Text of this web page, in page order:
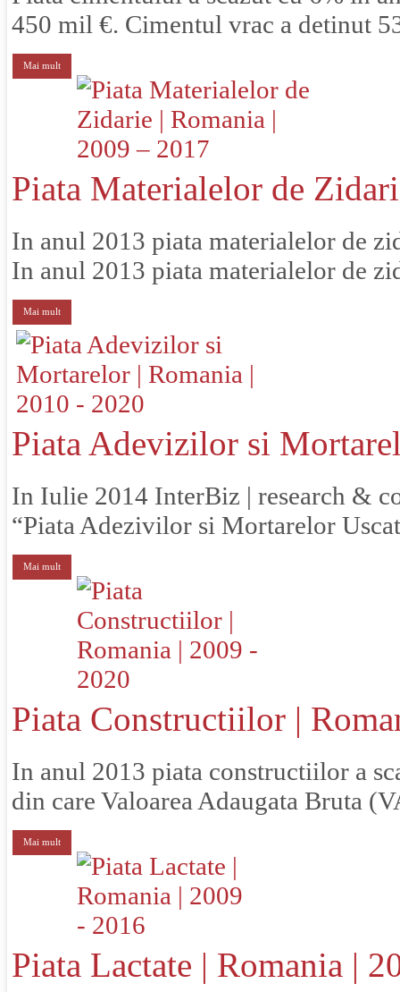
450 mil €. Cimentul vrac a detinut
Mai mult
Piata Materialelor de
In anul 2013 piata materialelor de
In anul 2013 piata materialelor de
Mai mult
Piata Adevizilor si
In Iulie 2014 InterBiz | research &
“Piata Adezivilor si Mortarelor
Mai mult
Piata Constructiilor |
In anul 2013 piata constructiilor a
din care Valoarea Adaugata Bruta
Mai mult
Piata Lactate | Romania |